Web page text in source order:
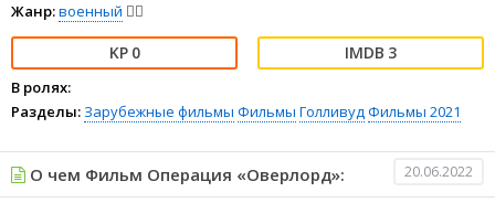
Жанр:военный 👨‍✈️
0 3
В ролях:
Разделы: Зарубежные фильмы Фильмы ГолливудФильмы 2021
О чем Фильм Операция «Оверлорд»: 20.06.2022